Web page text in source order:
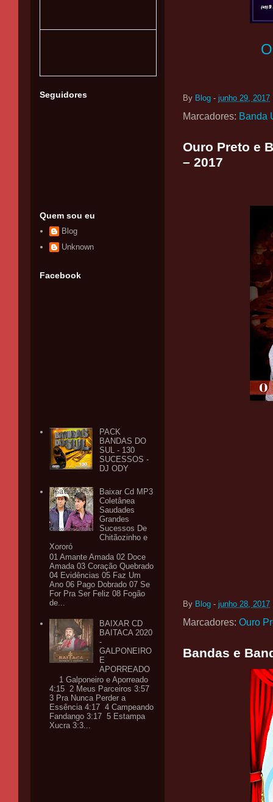
By Blog - junho 29, 2017
Marcadores: Banda
Ouro Preto e
– 2017
By Blog - junho 28, 2017
Marcadores: Ouro
Bandas e
Seguidores
Quem sou eu
Blog
Unknown
Facebook
PACK
BANDAS DO
SUL - 130
SUCESSOS -
DJ ODY
Baixar Cd MP3
Coletânea
Saudades
Grandes
Sucessos De
Chitãozinho e
Xororó
01 Amante Amada 02 Doce
Amada 03 Coração Quebrado
04 Evidências 05 Faz Um
Ano 06 Pago Dobrado 07 Se
For Pra Ser Feliz 08 Fogão
de...
BAIXAR CD
BAITACA 2020
-
GALPONEIRO
E
APORREADO
1 Galponeiro e Aporreado
4:15 2 Meus Parceiros 3:57
3 Pra Nunca Perder a
Essência 4:17 4 Campeando
Fandango 3:17 5 Estampa
Xucra 3:3...